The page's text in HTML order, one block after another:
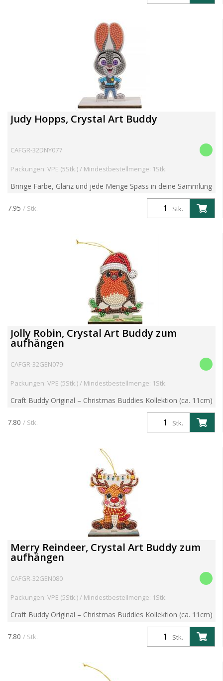
Judy Hopps, Crystal Art Buddy
CAFGR-32DNY077
Packungen: VPE (5Stk.) / Mindestbestellmenge: 1Stk.
Bringe Farbe, Glanz und jede Menge Spass in deine Sammlung
mit der Serie 6 der beliebten Crystal Art Buddies Kits! Diese
preisgekrönten DIY-Figuren kombinieren nostalgisc...
Stk.
7.95 / Stk.
Jolly Robin, Crystal Art Buddy zum
aufhängen
CAFGR-32GEN079
Packungen: VPE (5Stk.) / Mindestbestellmenge: 1Stk.
Craft Buddy Original – Christmas Buddies Kollektion (ca. 11cm)
Funkeln. Dekorieren. Aufhängen. Verbreite festliche Freude mit
der Christmas Buddies Kollektion von Craft B...
Stk.
7.80 / Stk.
Merry Reindeer, Crystal Art Buddy zum
aufhängen
CAFGR-32GEN080
Packungen: VPE (5Stk.) / Mindestbestellmenge: 1Stk.
Craft Buddy Original – Christmas Buddies Kollektion (ca. 11cm)
Funkeln. Dekorieren. Aufhängen. Verbreite festliche Freude mit
der Christmas Buddies Kollektion von Craft B...
Stk.
7.80 / Stk.